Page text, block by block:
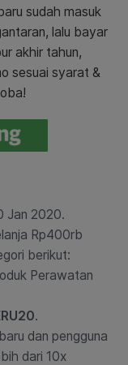
sudah masuk
lalu bayar
akhir tahun,
sesuai syarat &
Jan 2020.
Rp400rb
berikut:
Perawatan
.
dan pengguna
dari 10x